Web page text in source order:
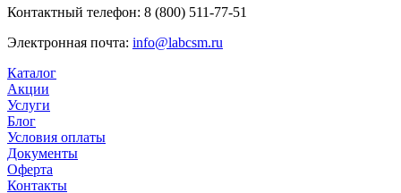
Контактный телефон: 8 (800) 511-77-51
Электронная почта: info@labcsm.ru
Каталог
Акции
Услуги
Блог
Условия оплаты
Документы
Оферта
Контакты